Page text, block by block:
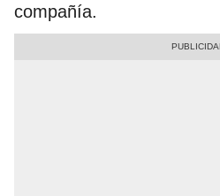
compañía.